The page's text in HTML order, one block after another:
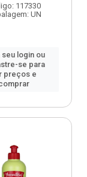
117330
UN
seu login ou
se para
preços e